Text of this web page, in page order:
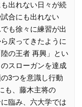
出れない日々が続
合にも出れない
も徐々に練習が出
戻ってきたように
の王者 再興」とい
スローガンを達成
3つを意識し行動
も、藤木主将の
臨み、六大学では